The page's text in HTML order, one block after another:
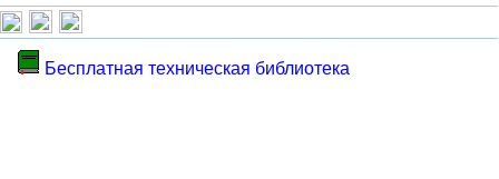
Бесплатная техническая библиотека